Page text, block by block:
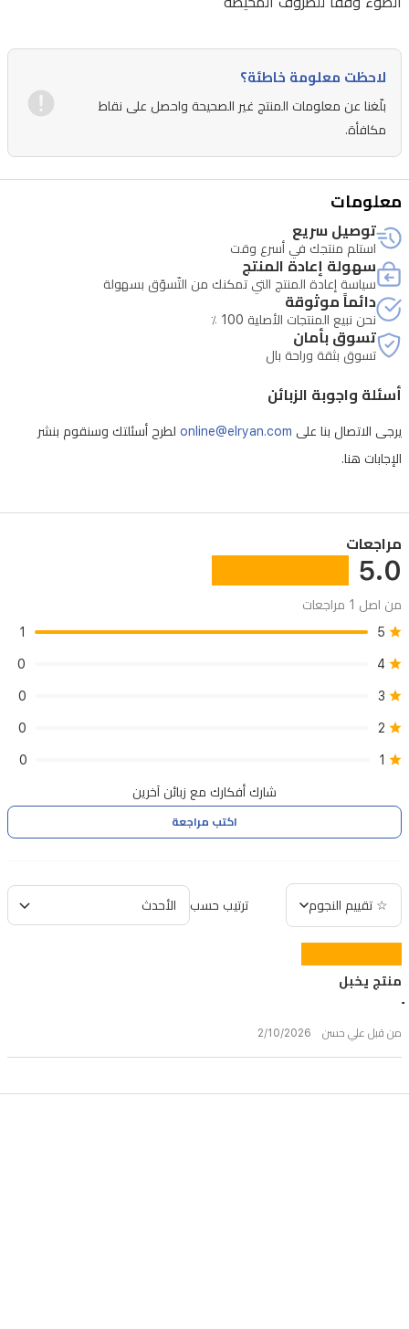
لاحظت معلومة خاطئة؟
بلّغنا عن معلومات المنتج غير الصحيحة واحصل على نقاط
مكافأة.
معلومات
توصيل سريع
استلم منتجك في أسرع وقت
سهولة إعادة المنتج
سياسة إعادة المنتج التي تمكنك من التّسوّق بسهولة
دائماً موثوقة
نحن نبيع المنتجات الأصلية 100 ٪
تسوق بأمان
تسوق بثقة وراحة بال
أسئلة واجوبة الزبائن
يرجى الاتصال بنا على online@elryan.com لطرح أسئلتك وسنقوم بنشر
الإجابات هنا.
مراجعات
5.0
من اصل 1 مراجعات
5
1
4
0
3
0
2
0
1
0
شارك أفكارك مع زبائن آخرين
اكتب مراجعة
☆ تقييم النجوم ترتيب حسب
منتج يخبل
من قبل علي حسن 2/10/2026